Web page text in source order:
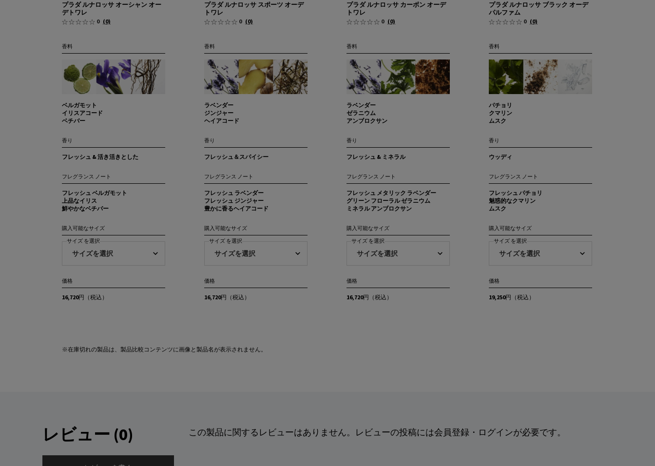
プラダ ルナロッサ オーシャン オー
デトワレ
0 (0)
プラダ ルナロッサ スポーツ オーデ
トワレ
0 (0)
プラダ ルナロッサ カーボン オーデ
トワレ
0 (0)
プラダ ルナロッサ ブラック オーデ
パルファム
0 (0)
香料
ベルガモット
イリスアコード
ベチバー
香料
ラベンダー
ジンジャー
ヘイアコード
香料
ラベンダー
ゼラニウム
アンブロクサン
香料
パチョリ
クマリン
ムスク
香り
フレッシュ & 活き活きとした
香り
フレッシュ＆スパイシー
香り
フレッシュ & ミネラル
香り
ウッディ
フレグランス ノート
フレッシュ ベルガモット
上品なイリス
鮮やかなベチバー
フレグランス ノート
フレッシュ ラベンダー
フレッシュ ジンジャー
豊かに香るヘイアコード
フレグランス ノート
フレッシュ メタリック ラベンダー
グリーン フローラル ゼラニウム
ミネラル アンブロクサン
フレグランス ノート
フレッシュ パチョリ
魅惑的なクマリン
ムスク
購入可能なサイズ
サイズ を選択
購入可能なサイズ
サイズ を選択
購入可能なサイズ
サイズ を選択
購入可能なサイズ
サイズ を選択
価格
16,720円 （税込）
価格
16,720円 （税込）
価格
16,720円 （税込）
価格
19,250円 （税込）
※在庫切れの製品は、製品比較コンテンツに画像と製品名が表示されません。
レビュー (0) この製品に関するレビューはありません。レビューの投稿には会員登録・ログインが必要です。